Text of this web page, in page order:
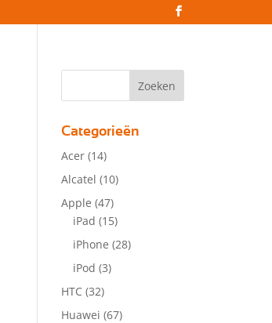
Categorieën
Acer (14)
Alcatel (10)
Apple (47)
iPad (15)
iPhone (28)
iPod (3)
HTC (32)
Huawei (67)